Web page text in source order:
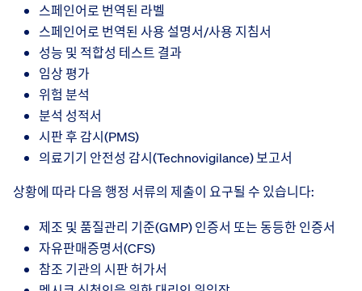
스페인어로 번역된 라벨
스페인어로 번역된 사용 설명서/사용 지침서
성능 및 적합성 테스트 결과
임상 평가
위험 분석
분석 성적서
시판 후 감시(PMS)
의료기기 안전성 감시(Technovigilance) 보고서
상황에 따라 다음 행정 서류의 제출이 요구될 수 있습니다:
제조 및 품질관리 기준(GMP) 인증서 또는 동등한 인증서
자유판매증명서(CFS)
참조 기관의 시판 허가서